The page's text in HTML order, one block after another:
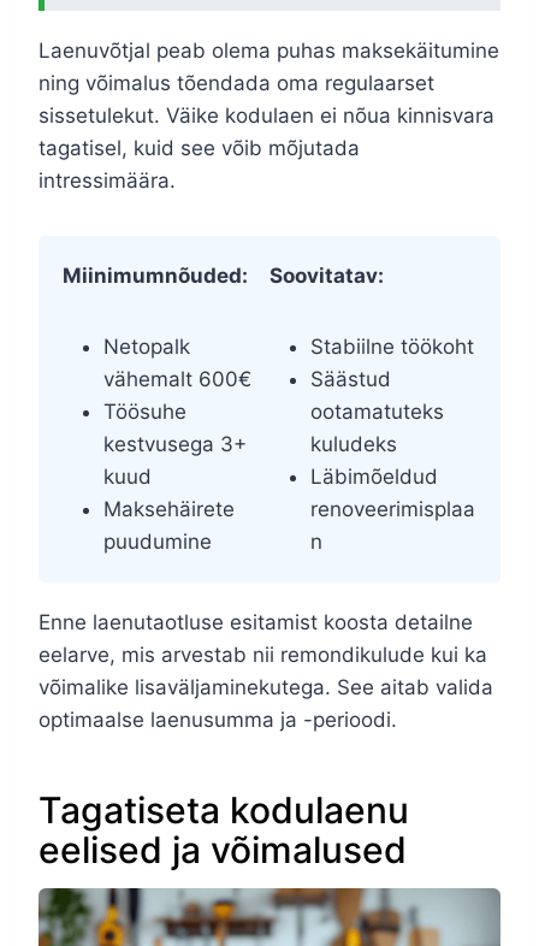
Laenuvõtjal peab olema puhas maksekäitumine
ning võimalus tõendada oma regulaarset
sissetulekut. Väike kodulaen ei nõua kinnisvara
tagatisel, kuid see võib mõjutada
intressimäära.
Miinimumnõuded:
Netopalk
vähemalt 600€
Töösuhe
kestvusega 3+
kuud
Maksehäirete
puudumine
Soovitatav:
Stabiilne töökoht
Säästud
ootamatuteks
kuludeks
Läbimõeldud
renoveerimisplaa
n
Enne laenutaotluse esitamist koosta detailne
eelarve, mis arvestab nii remondikulude kui ka
võimalike lisaväljaminekutega. See aitab valida
optimaalse laenusumma ja -perioodi.
Tagatiseta kodulaenu
eelised ja võimalused